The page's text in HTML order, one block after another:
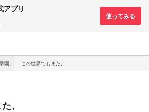
アプリ
園 この世界でもまた、
、